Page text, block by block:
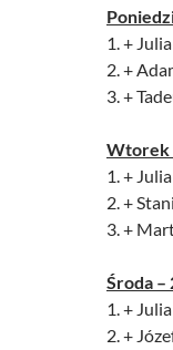
1. +
2. +
3. +
Wtorek
1. +
2. +
3. +
Środa –
1. +
2. +